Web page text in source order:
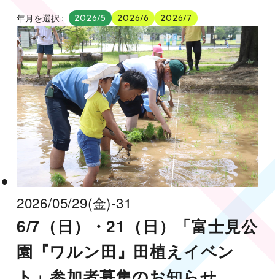
年月を選択 2026/5 2026/6 2026/7
2026/05/29(金)-31
6/7（日）・21（日）「富士見公
園『ワルン田』田植えイベン